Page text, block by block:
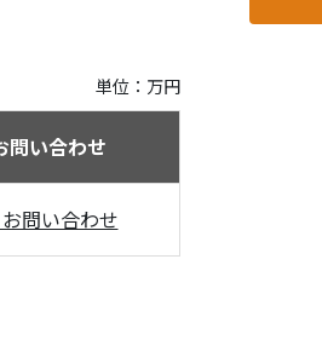
単位：万円
問い合わせ
問い合わせ